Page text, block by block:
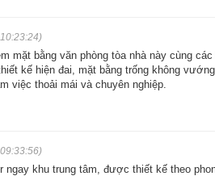
mặt bằng văn phòng tòa nhà này cùng
kế hiện đai, mặt bằng trống không
việc thoải mái và chuyên nghiệp.
ngay khu trung tâm, được thiết kế theo